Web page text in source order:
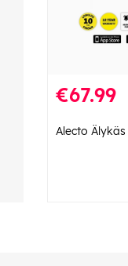
€67.99
Alecto